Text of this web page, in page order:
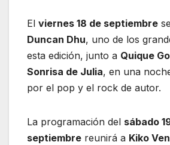
El viernes 18 de septiembre
Duncan Dhu, uno de los
esta edición, junto a Quique
Sonrisa de Julia, en una
por el pop y el rock de autor.
La programación del sábado
septiembre reunirá a Kiko